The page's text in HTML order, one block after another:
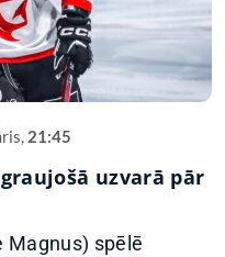
21:45
uzvarā pār
Magnus) spēlē